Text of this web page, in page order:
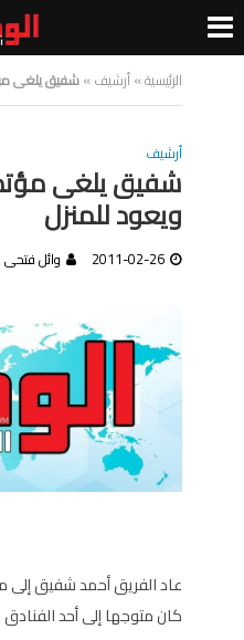
الرئيسية»أرشيف»شفيق يلغى
أرشيف
شفيق يلغى
ويعود للمنزل
2011-02-26 وائل فتحى
عاد الفريق أحمد شفيق إلى
كان متوجها إلى أحد